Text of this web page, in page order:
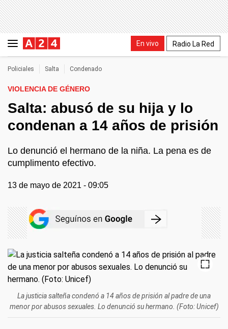
En vivo Radio La Red
Policiales Salta Condenado
VIOLENCIA DE GÉNERO
Salta: abusó de su hija y lo
condenan a 14 años de prisión
Lo denunció el hermano de la niña. La pena es de
cumplimento efectivo.
13 de mayo de 2021 - 09:05
La justicia salteña condenó a 14 años de prisión al padre de una
menor por abusos sexuales. Lo denunció su hermano. (Foto: Unicef)